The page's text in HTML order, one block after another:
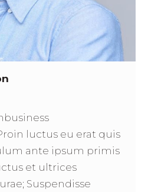
luctus eu erat quis
ante ipsum primis
et ultrices
Suspendisse